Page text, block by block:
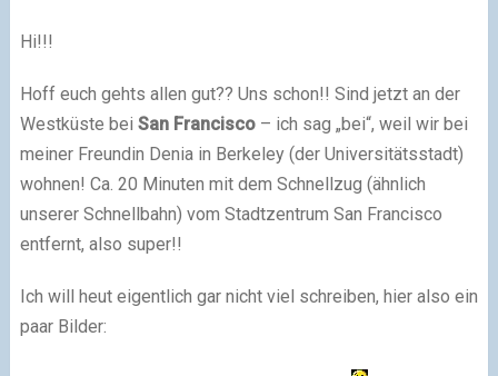
Hi!!!
Hoff euch gehts allen gut?? Uns schon!! Sind jetzt an der
Westküste bei San Francisco– ich sag „bei“, weil wir bei
meiner Freundin Denia in Berkeley (der Universitätsstadt)
wohnen! Ca. 20 Minuten mit dem Schnellzug (ähnlich
unserer Schnellbahn) vom Stadtzentrum San Francisco
entfernt, also super!!
Ich will heut eigentlich gar nicht viel schreiben, hier also ein
paar Bilder: